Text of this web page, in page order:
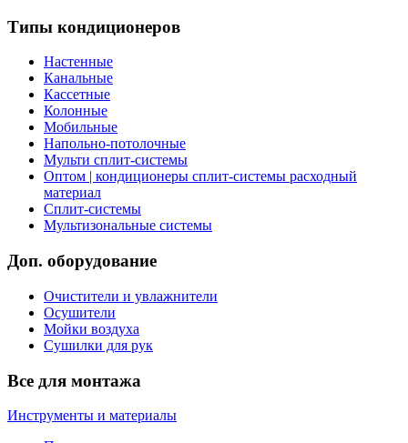
Типы кондиционеров
Настенные
Канальные
Кассетные
Колонные
Мобильные
Напольно-потолочные
Мульти сплит-системы
Оптом | кондиционеры сплит-системы расходный
материал
Сплит-системы
Мультизональные системы
Доп. оборудование
Очистители и увлажнители
Осушители
Мойки воздуха
Сушилки для рук
Все для монтажа
Инструменты и материалы